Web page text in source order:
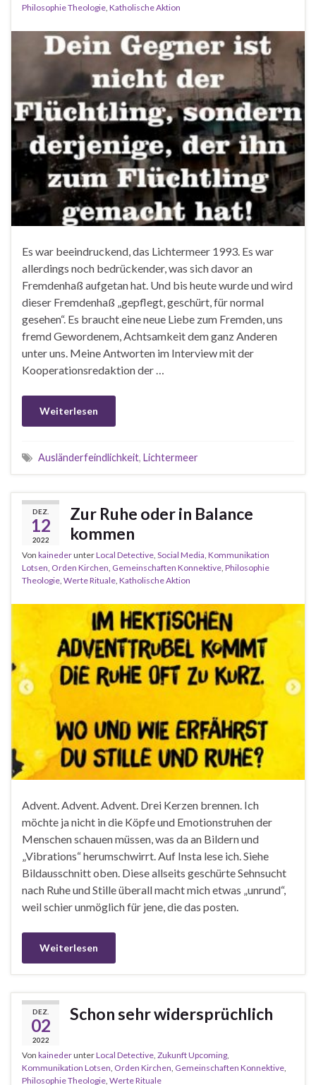
Philosophie Theologie, Katholische Aktion
Es war beeindruckend, das Lichtermeer 1993. Es war
allerdings noch bedrückender, was sich davor an
Fremdenhaß aufgetan hat. Und bis heute wurde und wird
dieser Fremdenhaß „gepflegt, geschürt, für normal
gesehen“. Es braucht eine neue Liebe zum Fremden, uns
fremd Gewordenem, Achtsamkeit dem ganz Anderen
unter uns. Meine Antworten im Interview mit der
Kooperationsredaktion der …
Weiterlesen
Ausländerfeindlichkeit, Lichtermeer
DEZ.
12
2022
Zur Ruhe oder in Balance
kommen
Von kainederunterLocal Detective, Social Media, Kommunikation
Lotsen, Orden Kirchen, Gemeinschaften Konnektive, Philosophie
Theologie, Werte Rituale, Katholische Aktion
Advent. Advent. Advent. Drei Kerzen brennen. Ich
möchte ja nicht in die Köpfe und Emotionstruhen der
Menschen schauen müssen, was da an Bildern und
„Vibrations“ herumschwirrt. Auf Insta lese ich. Siehe
Bildausschnitt oben. Diese allseits geschürte Sehnsucht
nach Ruhe und Stille überall macht mich etwas „unrund“,
weil schier unmöglich für jene, die das posten.
Weiterlesen
DEZ.
02
2022
Schon sehr widersprüchlich
Von kainederunterLocal Detective Zukunft Upcoming
Kommunikation Lotsen Orden Kirchen Gemeinschaften Konnektive
Philosophie Theologie Werte Rituale